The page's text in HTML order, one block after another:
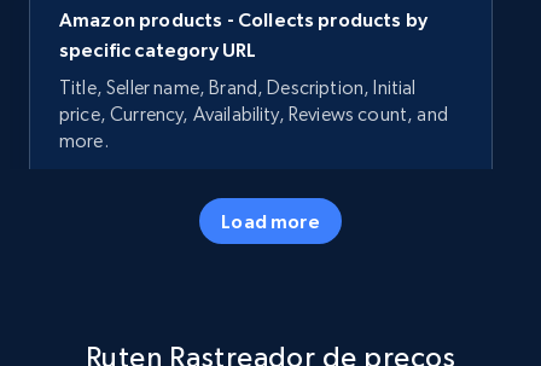
Amazon products - Collects products by
specific category URL
Title, Seller name, Brand, Description, Initial
price, Currency, Availability, Reviews count, and
more.
5.7K+ Comece agora
specific keywords
Load more
Ruten Rastreador de preços